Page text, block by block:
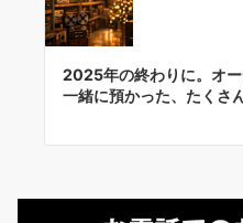
2025年の終わりに。オー
一緒に預かった、たくさ